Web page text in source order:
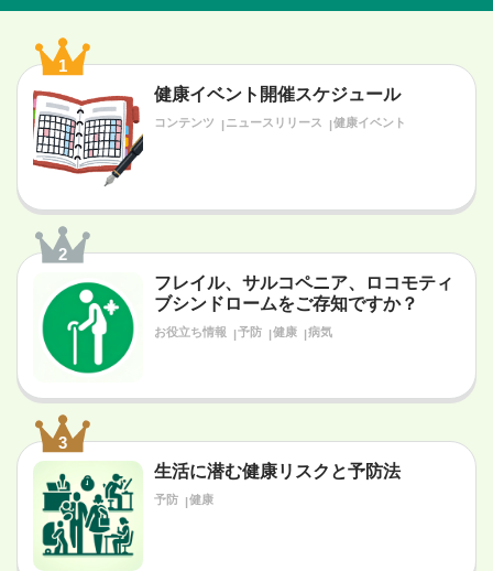
1
健康イベント開催スケジュール
コンテンツ ニュースリリース 健康イベント
2
フレイル、サルコペニア、ロコモティ
ブシンドロームをご存知ですか？
お役立ち情報 予防 健康 病気
3
生活に潜む健康リスクと予防法
予防 健康